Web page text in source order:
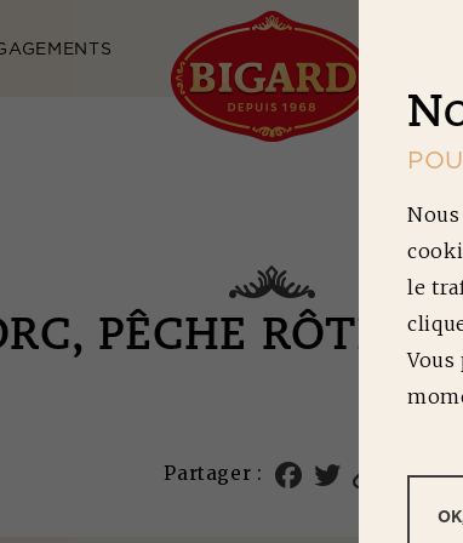
PÊCHE RÔTIE,
Partager :
N
le